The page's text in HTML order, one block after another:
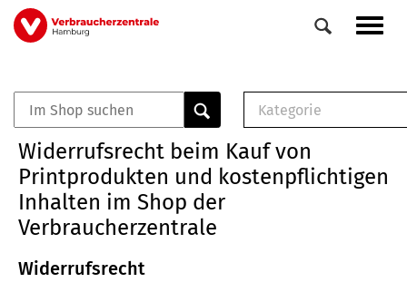
Direkt
zum
Veranstaltungen
0
Elemente
Kategorie
Musterbrief (RTF)
E-Broschüre
Widerrufsrecht beim Kauf von
Printprodukten und kostenpflichtigen
Inhalten im Shop der
Verbraucherzentrale
Widerrufsrecht